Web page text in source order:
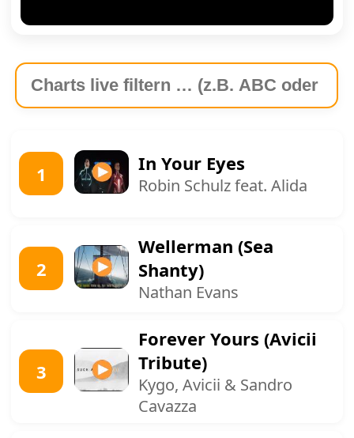
1 In Your Eyes
Robin Schulz feat. Alida
2
Wellerman (Sea
Shanty)
Nathan Evans
3
Forever Yours (Avicii
Tribute)
Kygo, Avicii & Sandro
Cavazza